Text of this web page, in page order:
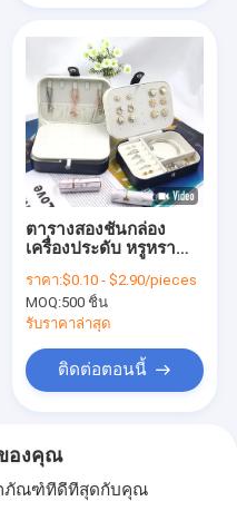
ตารางสองชั้นกล่อง
เครื่องประดับ หรูหรา
ผิวหนังบรรจุกล่องของ
ขวัญ
ราคา:$0.10 - $2.90/pieces
MOQ:500 ชิ้น
รับราคาล่าสุด
ติดต่อตอนนี้
องคุณ
ตภัณฑ์ที่ดีที่สุดกับคุณ